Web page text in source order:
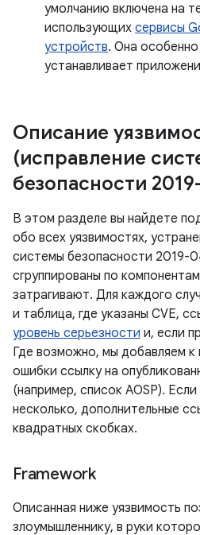
умолчанию включена на
использующих сервисы
устройств. Она
устанавливает
Описание
(исправление
безопасности
В этом разделе вы найдете
обо всех уязвимостях,
системы безопасности 2019-
сгруппированы по
затрагивают. Для каждого
и таблица, где указаны CVE,
уровень серьезности и, если
Где возможно, мы добавляем
ошибки ссылку на
(например, список AOSP).
несколько, дополнительные
квадратных скобках.
Framework
Описанная ниже уязвимость
злоумышленнику, в руки